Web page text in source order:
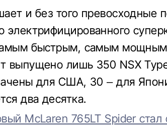
и без того превосходные
электрифицированного
быстрым, самым
выпущено лишь 350 NSX
для США, 30 – для
два десятка.
McLaren 765LT Spider